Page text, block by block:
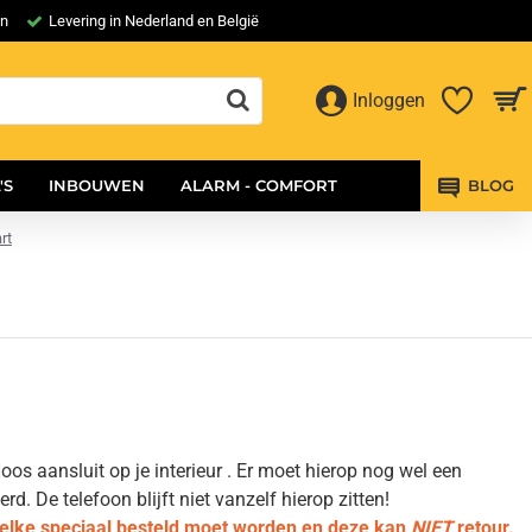
Levering in Nederland en België
Inloggen
INBOUWEN ALARM - COMFORT BLOG
aansluit op je interieur . Er moet hierop nog wel een
De telefoon blijft niet vanzelf hierop zitten!